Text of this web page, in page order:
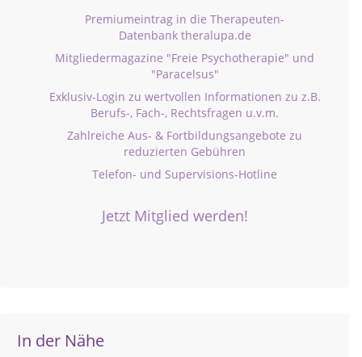
Premiumeintrag in die Therapeuten-
Datenbank theralupa.de
Mitgliedermagazine "Freie Psychotherapie" und
"Paracelsus"
Exklusiv-Login zu wertvollen Informationen zu z.B.
Berufs-, Fach-, Rechtsfragen u.v.m.
Zahlreiche Aus- & Fortbildungsangebote zu
reduzierten Gebühren
Telefon- und Supervisions-Hotline
Jetzt Mitglied werden!
In der Nähe